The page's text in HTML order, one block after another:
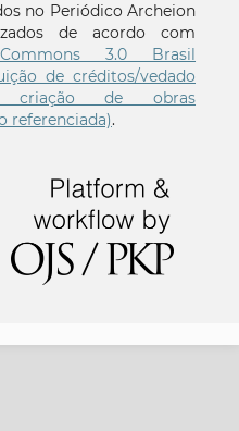
no Periódico Archeion
de acordo com
3.0 Brasil
de créditos/vedado
criação de obras
referenciada).